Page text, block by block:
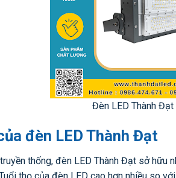
Đèn LED Thành Đạt
đèn LED Thành Đạt
thống, đèn LED Thành Đạt sở